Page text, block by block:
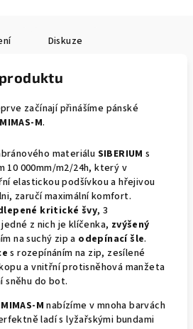
Diskuze
začínají přinášíme pánské
M.
materiálu SIBERIUM s
10 000mm/m2/24h, který v
elastickou podšívkou a hřejivou
zaručí maximální komfort.
kritické švy, 3
z nich je klíčenka, zvýšený
na suchý zip a odepínací šle.
s rozepínáním na zip, zesílené
a vnitřní protisněhová manžeta
sněhu do bot.
M nabízíme v mnoha barvách
ladí s lyžařskými bundami